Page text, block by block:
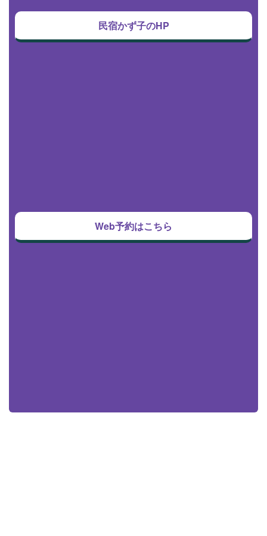
民宿かず子のHP
Web予約はこちら